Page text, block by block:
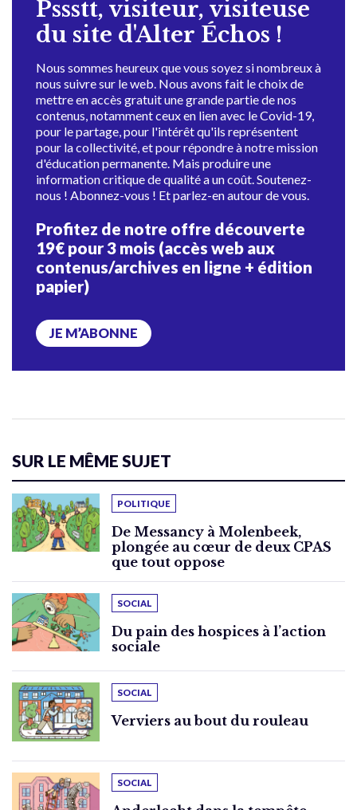
Pssstt, visiteur, visiteuse
du site d'Alter Échos !
Nous sommes heureux que vous soyez si nombreux à
nous suivre sur le web. Nous avons fait le choix de
mettre en accès gratuit une grande partie de nos
contenus, notamment ceux en lien avec le Covid-19,
pour le partage, pour l'intérêt qu'ils représentent
pour la collectivité, et pour répondre à notre mission
d'éducation permanente. Mais produire une
information critique de qualité a un coût. Soutenez-
nous ! Abonnez-vous ! Et parlez-en autour de vous.
Profitez de notre offre découverte
19€ pour 3 mois (accès web aux
contenus/archives en ligne + édition
papier)
JE M’ABONNE
SUR LE MÊME SUJET
POLITIQUE
De Messancy à Molenbeek,
plongée au cœur de deux CPAS
que tout oppose
SOCIAL
Du pain des hospices à l’action
sociale
SOCIAL
Verviers au bout du rouleau
SOCIAL